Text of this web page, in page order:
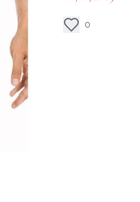
de l'intimité
0